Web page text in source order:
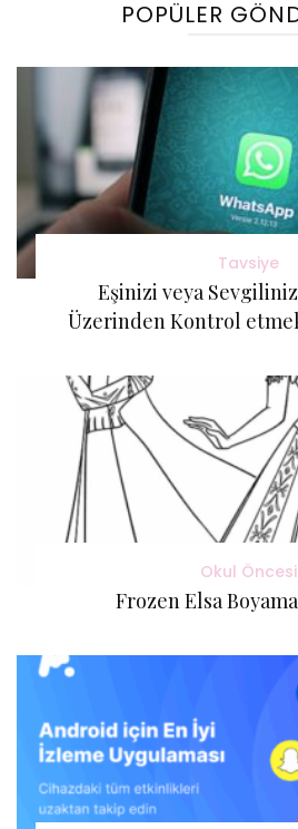
POPÜLER
Tavsiye
Eşinizi veya
Üzerinden Kontrol
Okul Öncesi
Frozen Elsa